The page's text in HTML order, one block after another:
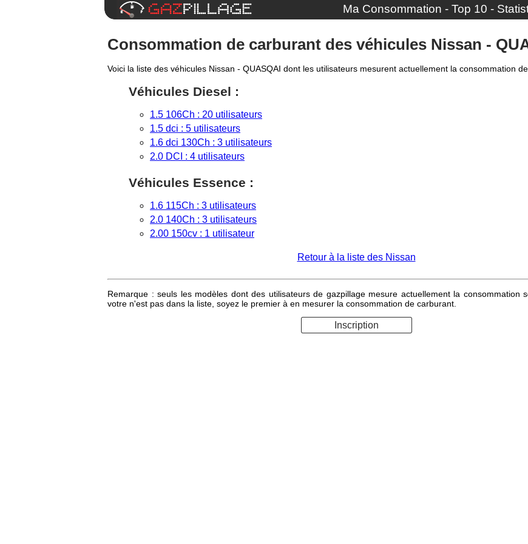
Ma Consommation - Top 10 -
Consommation de carburant des véhicules Nissan -
Voici la liste des véhicules Nissan - QUASQAI dont les utilisateurs mesurent actuellement la consommation
Véhicules Diesel :
1.5 106Ch : 20 utilisateurs
1.5 dci : 5 utilisateurs
1.6 dci 130Ch : 3 utilisateurs
2.0 DCI : 4 utilisateurs
Véhicules Essence :
1.6 115Ch : 3 utilisateurs
2.0 140Ch : 3 utilisateurs
2.00 150cv : 1 utilisateur
Retour à la liste des Nissan
Remarque : seuls les modèles dont des utilisateurs de gazpillage mesure actuellement la consommation
votre n'est pas dans la liste, soyez le premier à en mesurer la consommation de carburant.
Inscription